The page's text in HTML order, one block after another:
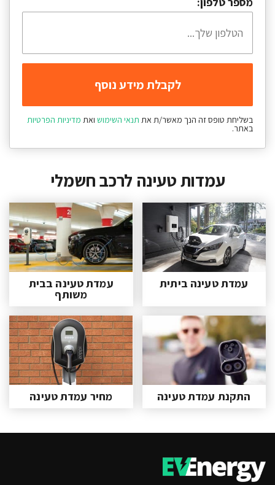
בשליחת טופס זה הנך מאשר/ת את תנאי השימוש ואת מדיניות הפרטיות
באתר.
עמדות טעינה לרכב חשמלי
עמדת טעינה ביתית עמדת טעינה בבית
משותף
התקנת עמדת טעינה מחיר עמדת טעינה